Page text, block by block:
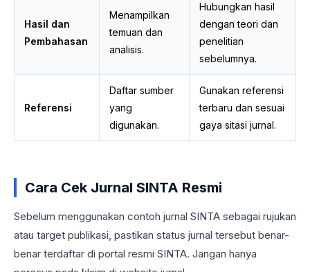
Hasil dan
Pembahasan
Menampilkan
temuan dan
analisis.
Hubungkan hasil
dengan teori dan
penelitian
sebelumnya.
Referensi
Daftar sumber
yang
digunakan.
Gunakan referensi
terbaru dan sesuai
gaya sitasi jurnal.
Cara Cek Jurnal SINTA Resmi
Sebelum menggunakan contoh jurnal SINTA sebagai rujukan
atau target publikasi, pastikan status jurnal tersebut benar-
benar terdaftar di portal resmi SINTA. Jangan hanya